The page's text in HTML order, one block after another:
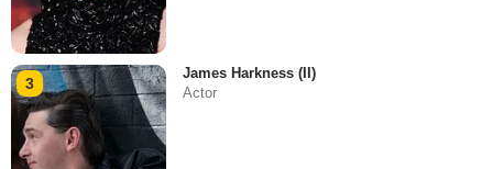
3
James Harkness (II)
Actor